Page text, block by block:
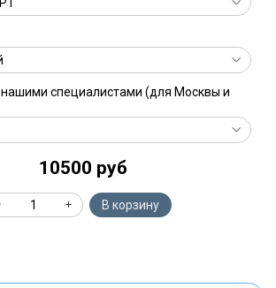
нашими специалистами (для Москвы и
10500 руб
В корзину